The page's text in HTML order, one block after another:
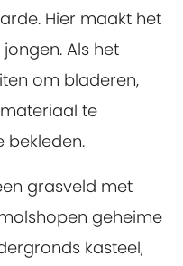
Hier maakt het
Als het
om bladeren,
te
bekleden.
grasveld met
geheime
kasteel,